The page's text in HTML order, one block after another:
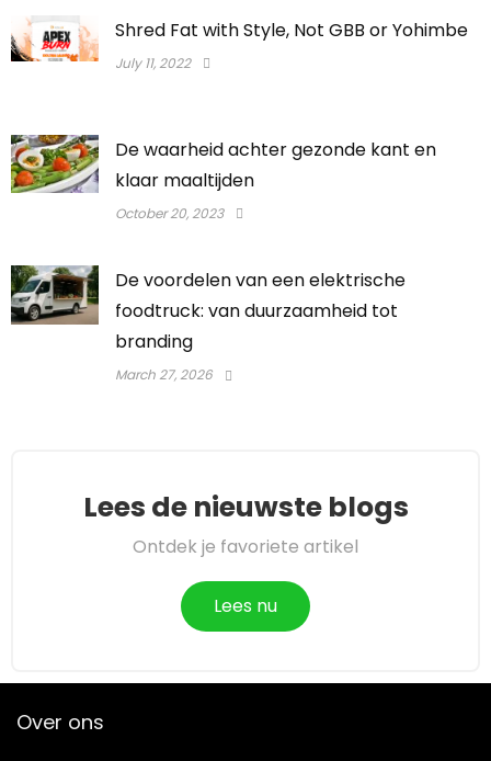
Shred Fat with Style, Not GBB or Yohimbe
July 11, 2022
De waarheid achter gezonde kant en
klaar maaltijden
October 20, 2023
De voordelen van een elektrische
foodtruck: van duurzaamheid tot
branding
March 27, 2026
Lees de nieuwste blogs
Ontdek je favoriete artikel
Lees nu
Over ons